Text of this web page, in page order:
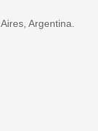
Argentina.